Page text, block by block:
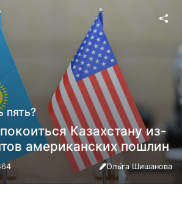
пять?
Казахстану из-
американских пошлин
Ольга Шишанова